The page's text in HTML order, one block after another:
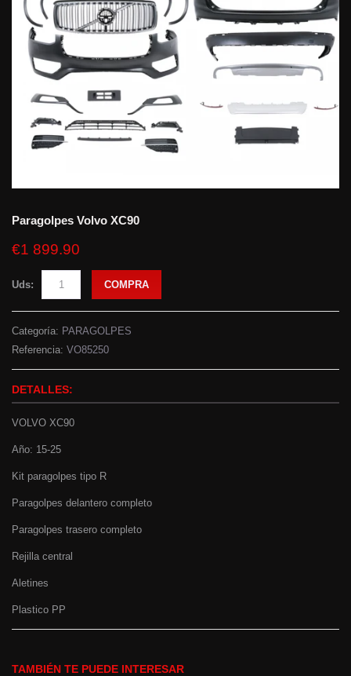
Paragolpes Volvo XC90
€1 899.90
Uds: COMPRA
Categoría: PARAGOLPES
Referencia: VO85250
DETALLES:
VOLVO XC90
Año: 15-25
Kit paragolpes tipo R
Paragolpes delantero completo
Paragolpes trasero completo
Rejilla central
Aletines
Plastico PP
TAMBIÉN TE PUEDE INTERESAR